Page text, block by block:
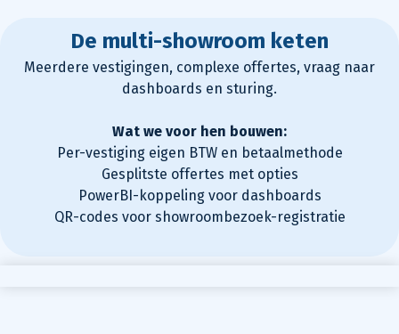
De multi-showroom keten
Meerdere vestigingen, complexe offertes, vraag naar
dashboards en sturing.
Wat we voor hen bouwen:
Per-vestiging eigen BTW en betaalmethode
Gesplitste offertes met opties
PowerBI-koppeling voor dashboards
QR-codes voor showroombezoek-registratie